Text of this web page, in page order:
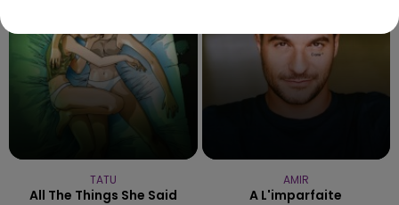
TATU
All The Things She Said
AMIR
A L'imparfaite